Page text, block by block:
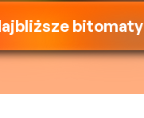
bitomaty